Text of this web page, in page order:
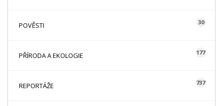
POVĚSTI 30
PŘÍRODA A EKOLOGIE 177
REPORTÁŽE 737